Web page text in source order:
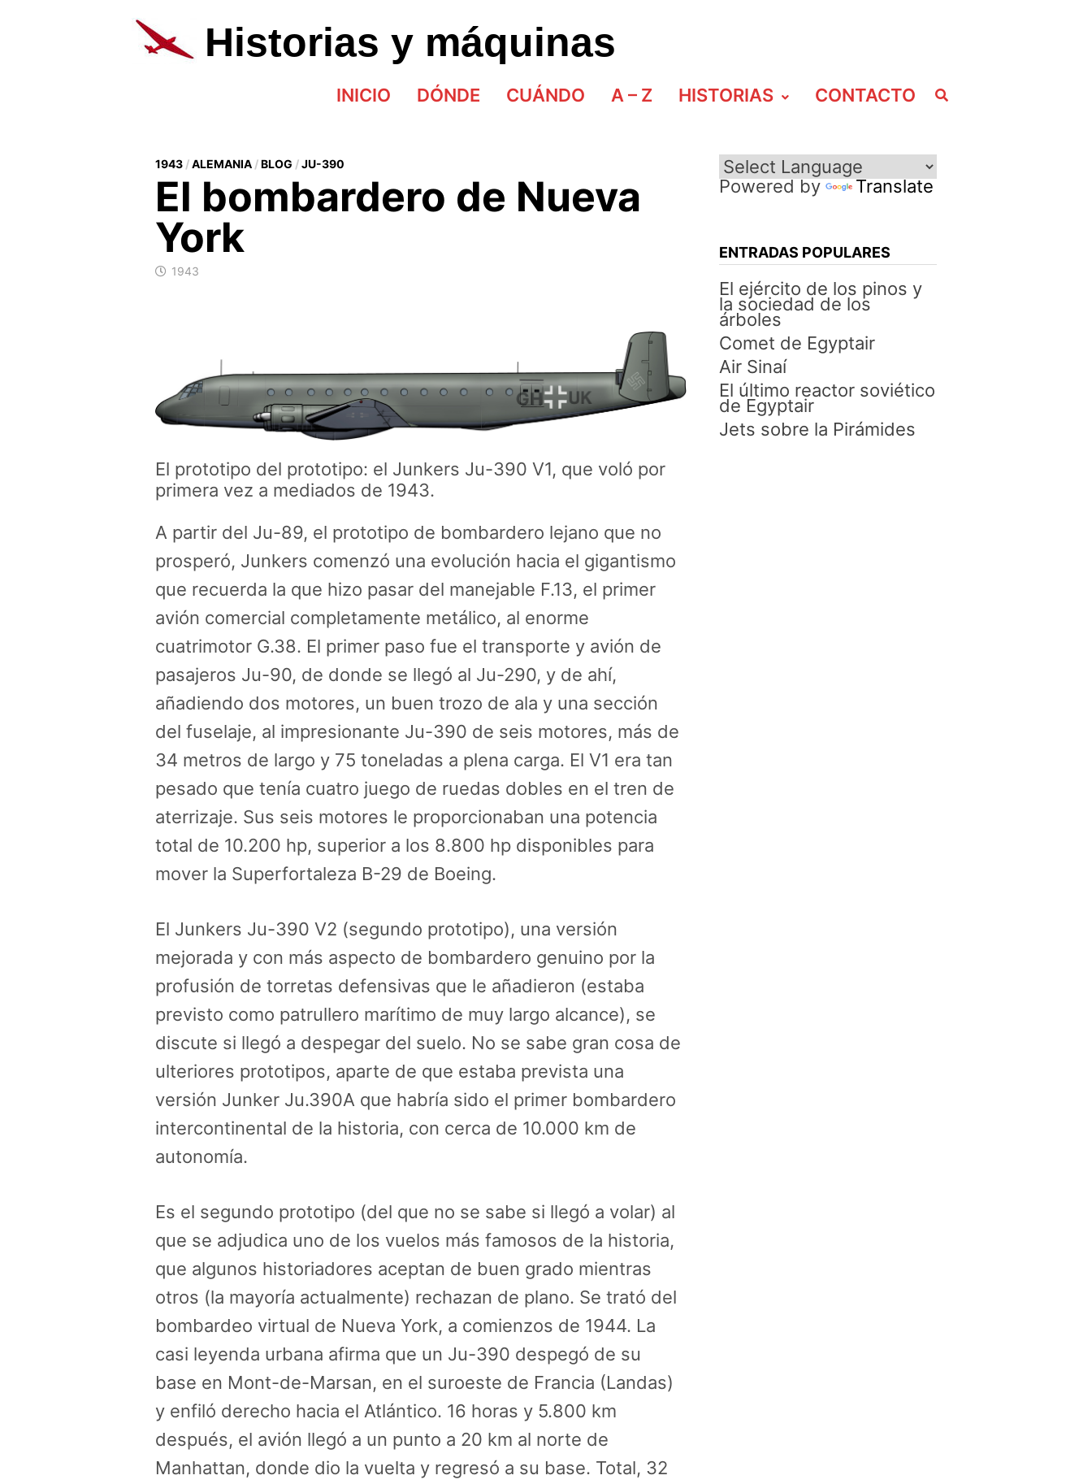
al
contenidoHistorias y máquinas
INICIO DÓNDE CUÁNDO A – Z HISTORIAS CONTACTO
1943/ALEMANIA/BLOG /JU-390
El bombardero de Nueva
York
1943
El prototipo del prototipo: el Junkers Ju-390 V1, que voló por
primera vez a mediados de 1943.
A partir del Ju-89, el prototipo de bombardero lejano que no
prosperó, Junkers comenzó una evolución hacia el gigantismo
que recuerda la que hizo pasar del manejable F.13, el primer
avión comercial completamente metálico, al enorme
cuatrimotor G.38. El primer paso fue el transporte y avión de
pasajeros Ju-90, de donde se llegó al Ju-290, y de ahí,
añadiendo dos motores, un buen trozo de ala y una sección
del fuselaje, al impresionante Ju-390 de seis motores, más de
34 metros de largo y 75 toneladas a plena carga. El V1 era tan
pesado que tenía cuatro juego de ruedas dobles en el tren de
aterrizaje. Sus seis motores le proporcionaban una potencia
total de 10.200 hp, superior a los 8.800 hp disponibles para
mover la Superfortaleza B-29 de Boeing.
El Junkers Ju-390 V2 (segundo prototipo), una versión
mejorada y con más aspecto de bombardero genuino por la
profusión de torretas defensivas que le añadieron (estaba
previsto como patrullero marítimo de muy largo alcance), se
discute si llegó a despegar del suelo. No se sabe gran cosa de
ulteriores prototipos, aparte de que estaba prevista una
versión Junker Ju.390A que habría sido el primer bombardero
intercontinental de la historia, con cerca de 10.000 km de
autonomía.
Es el segundo prototipo (del que no se sabe si llegó a volar) al
que se adjudica uno de los vuelos más famosos de la historia,
que algunos historiadores aceptan de buen grado mientras
otros (la mayoría actualmente) rechazan de plano. Se trató del
bombardeo virtual de Nueva York, a comienzos de 1944. La
casi leyenda urbana afirma que un Ju-390 despegó de su
base en Mont-de-Marsan, en el suroeste de Francia (Landas)
y enfiló derecho hacia el Atlántico. 16 horas y 5.800 km
después, el avión llegó a un punto a 20 km al norte de
Manhattan, donde dio la vuelta y regresó a su base. Total, 32
Powered by Translate
ENTRADAS POPULARES
El ejército de los pinos y
la sociedad de los
árboles
Comet de Egyptair
Air Sinaí
El último reactor soviético
de Egyptair
Jets sobre la Pirámides